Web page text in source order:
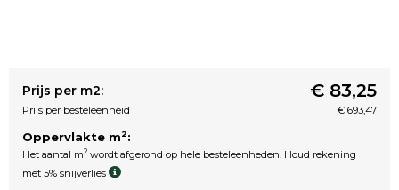
Prijs per m2: € 83,25
Prijs per besteleenheid € 693,47
Oppervlakte m2:
Het aantal m2 wordt afgerond op hele besteleenheden. Houd rekening
met 5% snijverlies